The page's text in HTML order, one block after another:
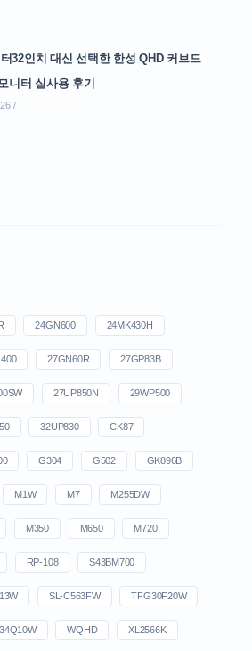
32인치 대신 선택한 한성 QHD 커브드
니터 실사용 후기
/
24GN600 24MK430H
27GN60R 27GP83B
27UP850N 29WP500
32UP830 CK87
G304 G502 GK896B
M1W M7 M255DW
M350 M650 M720
RP-108 S43BM700
SL-C563FW TFG30F20W
WQHD XL2566K